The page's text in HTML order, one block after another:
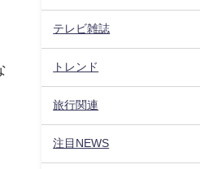
テレビ雑誌
トレンド
旅行関連
注目NEWS